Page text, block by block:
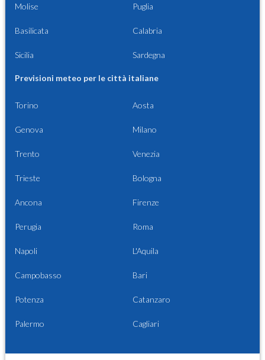
Molise Puglia
Basilicata Calabria
Sicilia Sardegna
Previsioni meteo per le città italiane
Torino Aosta
Genova Milano
Trento Venezia
Trieste Bologna
Ancona Firenze
Perugia Roma
Napoli L'Aquila
Campobasso Bari
Potenza Catanzaro
Palermo Cagliari